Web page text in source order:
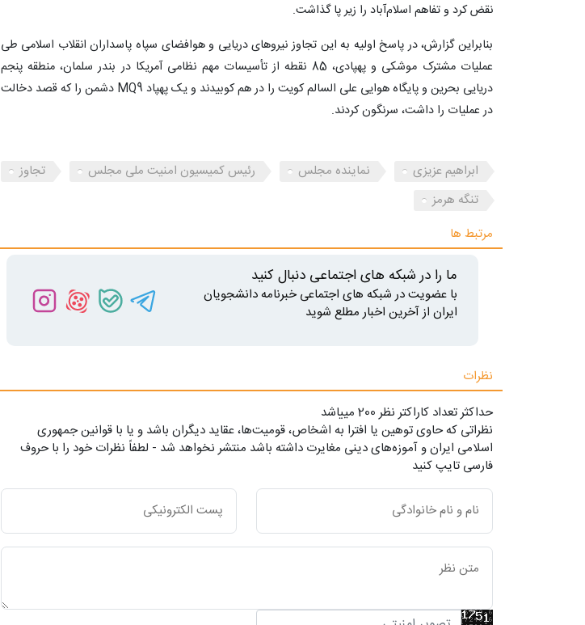
نقض کرد و تفاهم اسلام‌آباد را زیر پا گذاشت.
بنابراین گزارش، در پاسخ اولیه به این تجاوز نیروهای دریایی و هوافضای سپاه پاسداران انقلاب اسلامی طی
عملیات مشترک موشکی و پهپادی، 85 نقطه از تأسیسات مهم نظامی آمریکا در بندر سلمان، منطقه پنجم
دریایی بحرین و پایگاه هوایی علی السالم کویت را در هم کوبیدند و یک پهپاد MQ9 دشمن را که قصد دخالت
در عملیات را داشت، سرنگون کردند.
ابراهیم عزیزی نماینده مجلس رئیس کمیسیون امنیت ملی مجلس
تجاوز
تنگه هرمز
مرتبط ها
ما را در شبکه های اجتماعی دنبال کنید
با عضویت در شبکه های اجتماعی خبرنامه دانشجویان
ایران از آخرین اخبار مطلع شوید
نظرات
حداکثر تعداد کاراکتر نظر 200 ميياشد
نظراتی که حاوی توهین یا افترا به اشخاص، قومیت‌ها، عقاید دیگران باشد و یا با قوانین جمهوری
اسلامی ایران و آموزه‌های دینی مغایرت داشته باشد منتشر نخواهد شد - لطفاً نظرات خود را با حروف
فارسی تایپ کنید